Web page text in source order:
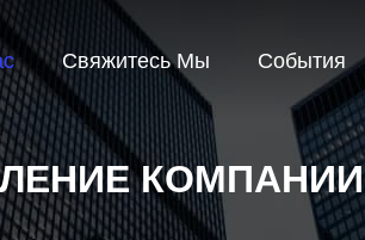
Свяжитесь Мы События
КОМПАНИИ